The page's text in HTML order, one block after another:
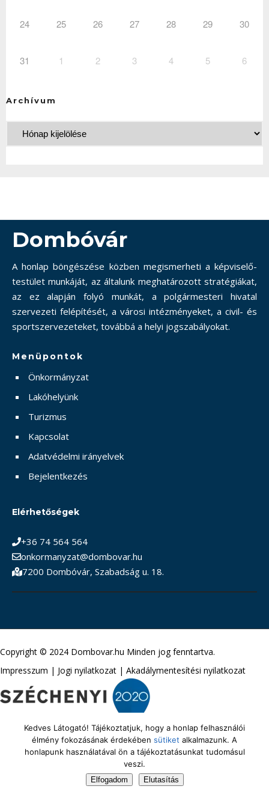
24 25 26 27 28 29 30
31 1 2 3 4 5 6
Archívum
Dombóvár
A honlap böngészése közben megismerheti a képviselő-
testület munkáját, az általunk meghatározott stratégiákat,
az ez alapján folyó munkát, a polgármesteri hivatal
szervezeti felépítését, a városi intézményeket, a civil- és
sportszervezeteket, továbbá a helyi jogszabályokat.
Menüpontok
Önkormányzat
Lakóhelyünk
Turizmus
Kapcsolat
Adatvédelmi irányelvek
Bejelentkezés
Elérhetőségek
+36 74 564 564
onkormanyzat@dombovar.hu
7200 Dombóvár, Szabadság u. 18.
Copyright © 2024 Dombovar.hu Minden jog fenntartva.
Impresszum | Jogi nyilatkozat | Akadálymentesítési nyilatkozat
Kedves Látogató! Tájékoztatjuk, hogy a honlap felhasználói
élmény fokozásának érdekében sütiket alkalmazunk. A
honlapunk használatával ön a tájékoztatásunkat tudomásul
veszi.
Elfogadom Elutasítás